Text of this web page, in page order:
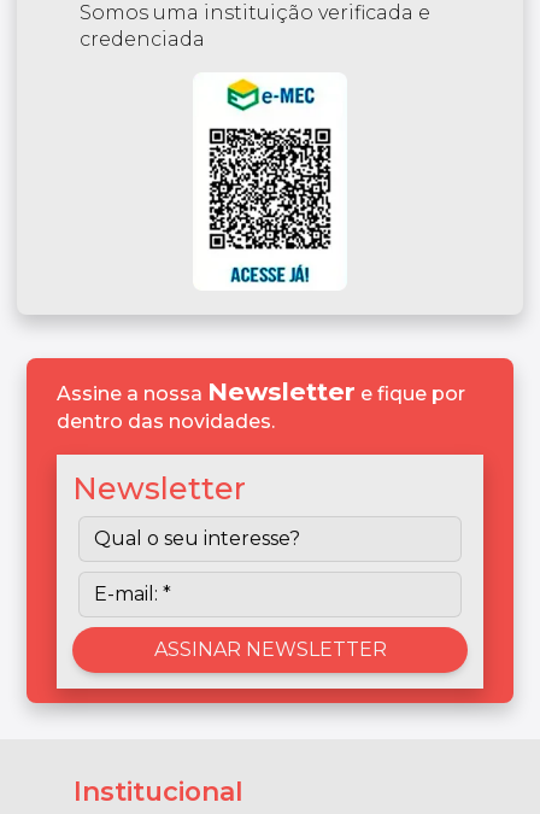
Somos uma instituição verificada e
credenciada
Assine a nossa Newsletter e fique por
dentro das novidades.
Newsletter
Institucional